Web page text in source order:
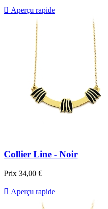
 Aperçu rapide
Collier Line - Noir
Prix 34,00 €
 Aperçu rapide